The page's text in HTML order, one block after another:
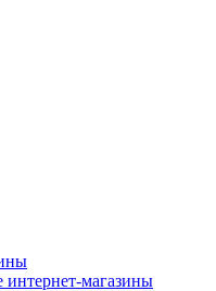
магазины